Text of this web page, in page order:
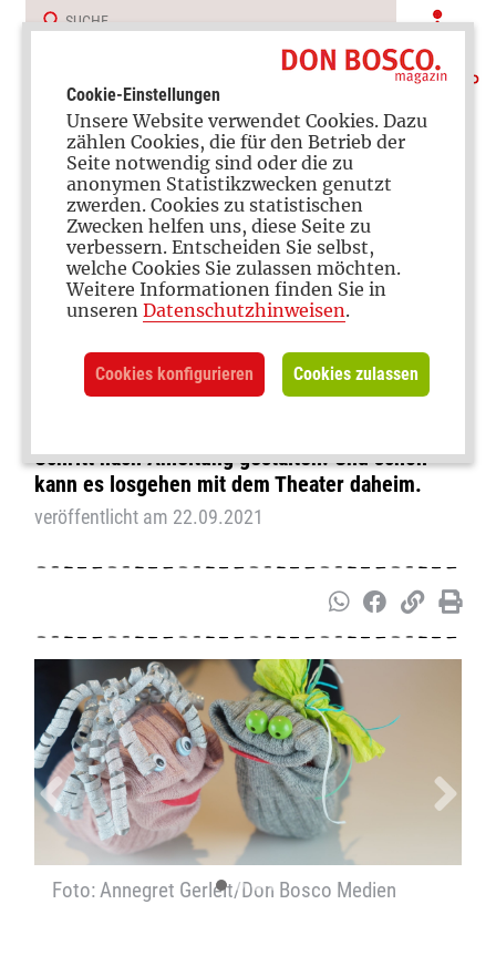
Theater spielen
Sockenmonster
Ein paar alte Socken, Knöpfe, Bänder und
Fotokarton – viel mehr braucht ihr nicht für
Schritt nach Anleitung gestalten. Und schon
kann es losgehen mit dem Theater daheim.
veröffentlicht am 22.09.2021
Foto: Annegret Gerleit/Don Bosco Medien
Zurück
Cookie-Einstellungen
Unsere Website verwendet Cookies. Dazu
zählen Cookies, die für den Betrieb der
Seite notwendig sind oder die zu
anonymen Statistikzwecken genutzt
zwerden. Cookies zu statistischen
Zwecken helfen uns, diese Seite zu
verbessern. Entscheiden Sie selbst,
welche Cookies Sie zulassen möchten.
Weitere Informationen finden Sie in
unseren Datenschutzhinweisen.
Cookies konfigurieren Cookies zulassen